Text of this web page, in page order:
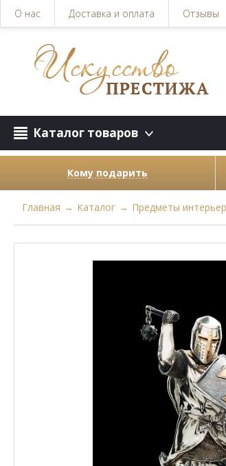
О нас Доставка и оплата Отзывы
Каталог товаров
Кому подарить
Главная → Каталог → Предметы